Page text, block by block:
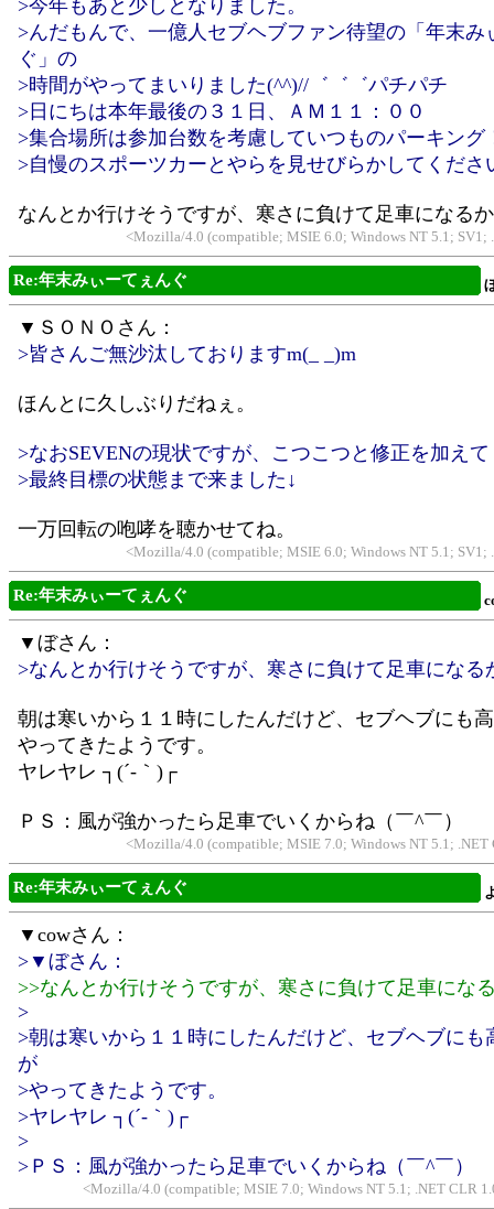
>今年もあと少しとなりました。
>んだもんで、一億人セブヘブファン待望の「年末み
ぐ」の
>時間がやってまいりました(^^)//゛゛゛パチパチ
>日にちは本年最後の３１日、ＡＭ１１：００
>集合場所は参加台数を考慮していつものパーキング
>自慢のスポーツカーとやらを見せびらかしてくださ
なんとか行けそうですが、寒さに負けて足車になる
<Mozilla/4.0 (compatible; MSIE 6.0; Windows NT 5.1;
Re:年末みぃーてぇんぐ
▼ＳＯＮＯさん：
>皆さんご無沙汰しておりますm(_ _)m
ほんとに久しぶりだねぇ。
>なおSEVENの現状ですが、こつこつと修正を加えて
>最終目標の状態まで来ました↓
一万回転の咆哮を聴かせてね。
<Mozilla/4.0 (compatible; MSIE 6.0; Windows NT 5.1;
Re:年末みぃーてぇんぐ
▼ぼさん：
>なんとか行けそうですが、寒さに負けて足車になる
朝は寒いから１１時にしたんだけど、セブヘブにも
やってきたようです。
ヤレヤレ ┐(´-｀)┌
ＰＳ：風が強かったら足車でいくからね（￣^￣）
<Mozilla/4.0 (compatible; MSIE 7.0; Windows NT 5.1;
Re:年末みぃーてぇんぐ
▼cowさん：
>▼ぼさん：
>>なんとか行けそうですが、寒さに負けて足車にな
>
>朝は寒いから１１時にしたんだけど、セブヘブにも
が
>やってきたようです。
>ヤレヤレ ┐(´-｀)┌
>
>ＰＳ：風が強かったら足車でいくからね（￣^￣）
<Mozilla/4.0 (compatible; MSIE 7.0; Windows NT 5.1; .NET CLR